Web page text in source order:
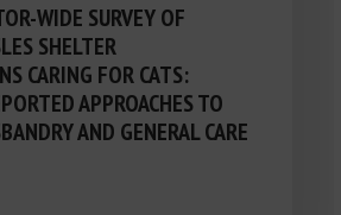
WIDE SURVEY OF
SHELTER
CARING FOR CATS:
APPROACHES TO
AND GENERAL CARE